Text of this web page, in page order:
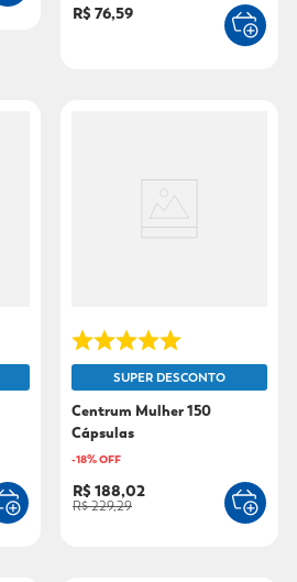
R$ 76,59
SUPER DESCONTO
Centrum Mulher 150
Cápsulas
-18% OFF
R$ 188,02
R$ 229,29